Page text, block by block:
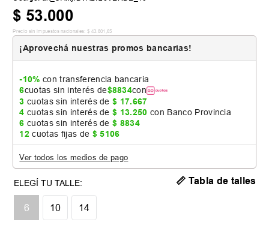
$ 53.000
Precio sin impuestos nacionales: $ 43.801 ,65
¡Aprovechá nuestras promos bancarias!
-10% con transferencia bancaria
6cuotas sin interés de$8834con
3 cuotas sin interés de$ 17.667
4 cuotas sin interés de$ 13.250 con Banco Provincia
6 cuotas sin interés de$ 8834
12 cuotas fijas de $ 5106
Ver todos los medios de pago
10 14
6
📏 Tabla de talles